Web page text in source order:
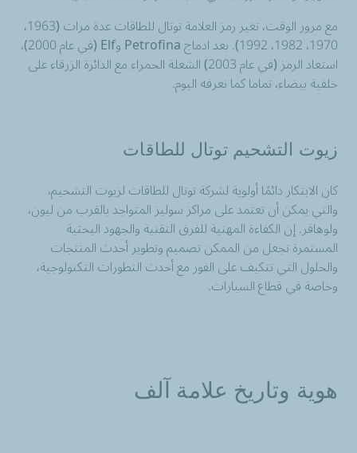
مع مرور الوقت، تغير رمز العلامة توتال للطاقات عدة مرات (1963،
1970، 1982، 1992). بعد ادماج Petrofina و Elf (في عام 2000)،
استعاد الرمز (في عام 2003) الشعلة الحمراء مع الدائرة الزرقاء على
خلفية بيضاء، تماما كما نعرفه اليوم.
زيوت التشحيم توتال للطاقات
كان الابتكار دائمًا أولوية لشركة توتال للطاقات لزيوت التشحيم،
والتي يمكن أن تعتمد على مراكز سوليز المتواجد بالقرب من ليون،
ولوهافر. إن الكفاءة المهنية للفرق التقنية والجهود البحثية
المستمرة تجعل من الممكن تصميم وتطوير أحدث المنتجات
والحلول التي تتكيف على الفور مع أحدث التطورات التكنولوجية،
وخاصة في قطاع السيارات.
هوية وتاريخ علامة آلف